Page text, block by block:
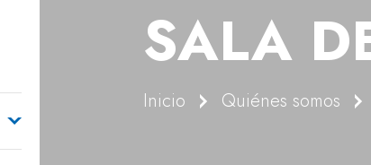
SALA
Inicio Quiénes somos